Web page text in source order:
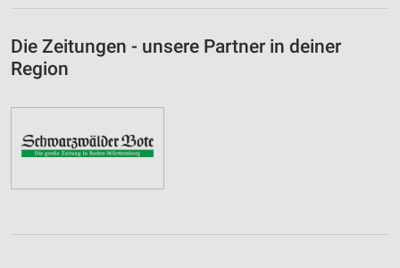
Die Zeitungen - unsere Partner in deiner
Region